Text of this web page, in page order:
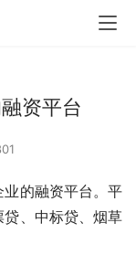
资平台
的融资平台。平
、中标贷、烟草